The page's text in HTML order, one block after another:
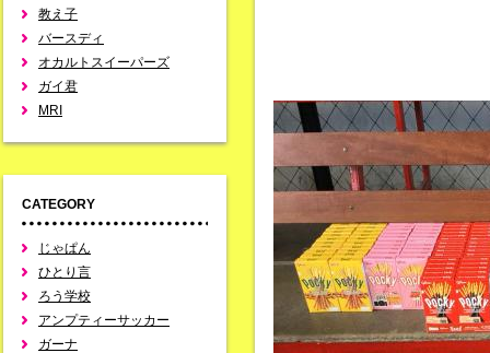
教え子
バースディ
オカルトスイーパーズ
ガイ君
MRI
CATEGORY
じゃぱん
ひとり言
ろう学校
アンプティーサッカー
ガーナ